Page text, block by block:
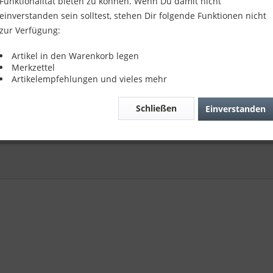
Serviceteam hilft Ihnen gerne weiter:
- Kundenservice
Mo., Mi., Fr. 10:30 - 16:00 Uhr, Di., Do. 13:00 - 18:00 Uhr
einverstanden sein solltest, stehen Dir folgende Funktionen nicht
zur Verfügung:
Artikel in den Warenkorb legen
Merkzettel
Artikelempfehlungen und vieles mehr
Einverstanden
Schließen